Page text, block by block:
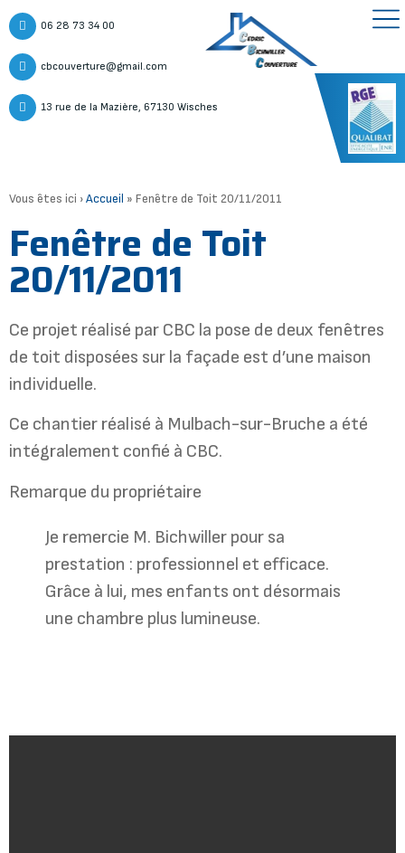
06 28 73 34 00
cbcouverture@gmail.com
13 rue de la Mazière, 67130 Wisches
Vous êtes ici ›Accueil » Fenêtre de Toit 20/11/2011
Fenêtre de Toit
20/11/2011
Ce projet réalisé par CBC la pose de deux fenêtres
de toit disposées sur la façade est d’une maison
individuelle.
Ce chantier réalisé à Mulbach-sur-Bruche a été
intégralement confié à CBC.
Remarque du propriétaire
Je remercie M. Bichwiller pour sa
prestation : professionnel et efficace.
Grâce à lui, mes enfants ont désormais
une chambre plus lumineuse.